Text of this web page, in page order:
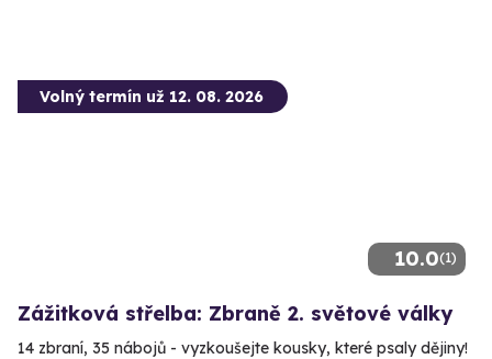
10.0(1)
Volný termín už 12. 08. 2026
Zážitková střelba: Zbraně 2. světové války
14 zbraní, 35 nábojů - vyzkoušejte kousky, které psaly dějiny!